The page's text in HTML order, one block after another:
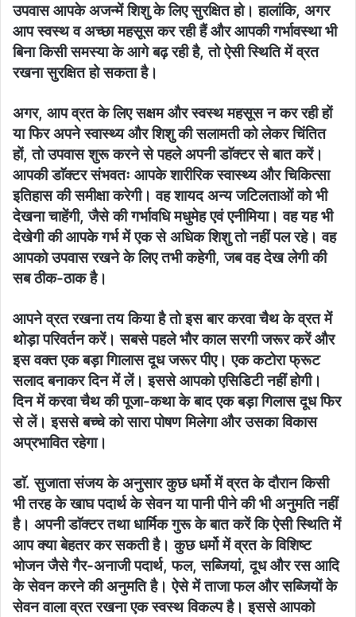
उपवास आपके अजन्में शिशु के लिए सुरक्षित हो। हालांकि, अगर
आप स्वस्थ व अच्छा महसूस कर रही हैं और आपकी गर्भावस्था भी
बिना किसी समस्या के आगे बढ़ रही है, तो ऐसी स्थिति में व्रत
रखना सुरक्षित हो सकता है।
अगर, आप व्रत के लिए सक्षम और स्वस्थ महसूस न कर रही हों
या फिर अपने स्वास्थ्य और शिशु की सलामती को लेकर चिंतित
हों, तो उपवास शुरू करने से पहले अपनी डाॅक्टर से बात करें।
आपकी डाॅक्टर संभवतः आपके शारीरिक स्वास्थ्य और चिकित्सा
इतिहास की समीक्षा करेगी। वह शायद अन्य जटिलताओं को भी
देखना चाहेंगी, जैसे की गर्भावधि मधुमेह एवं एनीमिया। वह यह भी
देखेगी की आपके गर्भ में एक से अधिक शिशु तो नहीं पल रहे। वह
आपको उपवास रखने के लिए तभी कहेगी, जब वह देख लेगी की
सब ठीक-ठाक है।
आपने व्रत रखना तय किया है तो इस बार करवा चैथ के व्रत में
थोड़ा परिवर्तन करें। सबसे पहले भौर काल सरगी जरूर करें और
इस वक्त एक बड़ा गिालास दूध जरूर पीए। एक कटोरा फ्रूट
सलाद बनाकर दिन में लें। इससे आपको एसिडिटी नहीं होगी।
दिन में करवा चैथ की पूजा-कथा के बाद एक बड़ा गिलास दूध फिर
से लें। इससे बच्चे को सारा पोषण मिलेगा और उसका विकास
अप्रभावित रहेगा।
डाॅ. सुजाता संजय के अनुसार कुछ धर्मो में व्रत के दौरान किसी
भी तरह के खाघ पदार्थ के सेवन या पानी पीने की भी अनुमति नहीं
है। अपनी डाॅक्टर तथा धार्मिक गुरू के बात करें कि ऐसी स्थिति में
आप क्या बेहतर कर सकती है। कुछ धर्मो में व्रत के विशिष्ट
भोजन जैसे गैर-अनाजी पदार्थ, फल, सब्जियां, दूध और रस आदि
के सेवन करने की अनुमति है। ऐसे में ताजा फल और सब्जियों के
सेवन वाला व्रत रखना एक स्वस्थ विकल्प है। इससे आपको